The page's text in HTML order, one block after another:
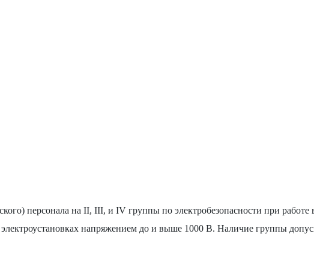
персонала на II, III, и IV группы по электробезопасности при
напряжением до и выше 1000 В. Наличие группы